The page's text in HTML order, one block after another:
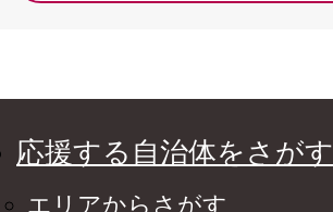
応援する自治体をさがす
エリアからさがす